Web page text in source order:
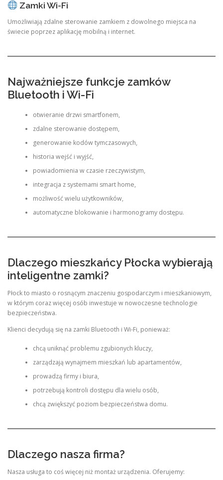
Zamki Wi-Fi
Umożliwiają zdalne sterowanie zamkiem z dowolnego miejsca na
świecie poprzez aplikację mobilną i internet.
Najważniejsze funkcje zamków
Bluetooth i Wi-Fi
otwieranie drzwi smartfonem,
zdalne sterowanie dostępem,
generowanie kodów tymczasowych,
historia wejść i wyjść,
powiadomienia w czasie rzeczywistym,
integracja z systemami smart home,
możliwość wielu użytkowników,
automatyczne blokowanie i harmonogramy dostępu.
Dlaczego mieszkańcy Płocka wybierają
inteligentne zamki?
Płock to miasto o rosnącym znaczeniu gospodarczym i mieszkaniowym,
w którym coraz więcej osób inwestuje w nowoczesne technologie
bezpieczeństwa.
Klienci decydują się na zamki Bluetooth i Wi-Fi, ponieważ:
chcą uniknąć problemu zgubionych kluczy,
zarządzają wynajmem mieszkań lub apartamentów,
prowadzą firmy i biura,
potrzebują kontroli dostępu dla wielu osób,
chcą zwiększyć poziom bezpieczeństwa domu.
Dlaczego nasza firma?
Nasza usługa to coś więcej niż montaż urządzenia. Oferujemy: